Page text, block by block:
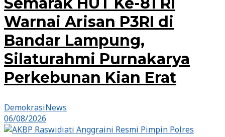
Warnai Arisan P3RI di
Bandar Lampung,
Silaturahmi Purnakarya
Perkebunan Kian Erat
DemokrasiNews
06/08/2026